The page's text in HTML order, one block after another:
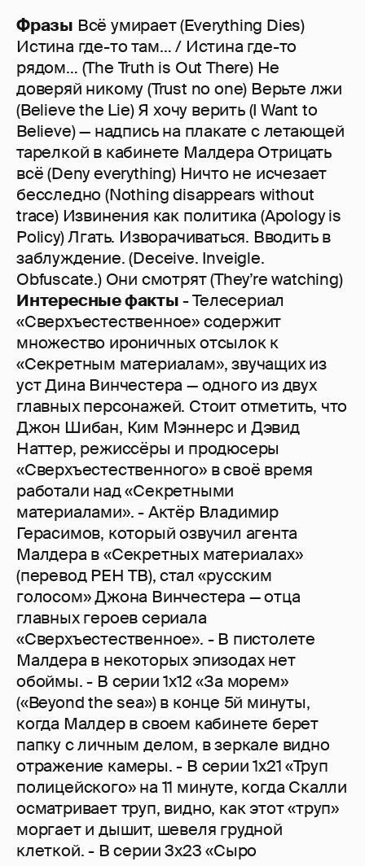
Фразы Всё умирает (Everything Dies)
Истина где-то там… / Истина где-то
рядом… (The Truth is Out There) Не
доверяй никому (Trust no one) Верьте лжи
(Believe the Lie) Я хочу верить (I Want to
Believe) — надпись на плакате с летающей
тарелкой в кабинете Малдера Отрицать
всё (Deny everything) Ничто не исчезает
бесследно (Nothing disappears without
trace) Извинения как политика (Apology is
Policy) Лгать. Изворачиваться. Вводить в
заблуждение. (Deceive. Inveigle.
Obfuscate.) Они смотрят (They’re watching)
Интересные факты- Телесериал
«Сверхъестественное» содержит
множество ироничных отсылок к
«Секретным материалам», звучащих из
уст Дина Винчестера — одного из двух
главных персонажей. Стоит отметить, что
Джон Шибан, Ким Мэннерс и Дэвид
Наттер, режиссёры и продюсеры
«Сверхъестественного» в своё время
работали над «Секретными
материалами». - Актёр Владимир
Герасимов, который озвучил агента
Малдера в «Секретных материалах»
(перевод РЕН ТВ), стал «русским
голосом» Джона Винчестера — отца
главных героев сериала
«Сверхъестественное». - В пистолете
Малдера в некоторых эпизодах нет
обоймы. - В серии 1x12 «За морем»
(«Beyond the sea») в конце 5й минуты,
когда Малдер в своем кабинете берет
папку с личным делом, в зеркале видно
отражение камеры. - В серии 1x21 «Труп
полицейского» на 11 минуте, когда Скалли
осматривает труп, видно, как этот «труп»
моргает и дышит, шевеля грудной
клеткой. - В серии 3х23 «Сыро